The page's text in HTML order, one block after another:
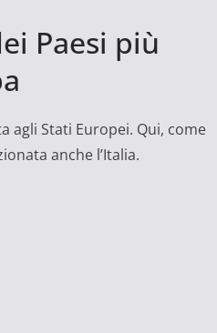
Paesi più
agli Stati Europei. Qui, come
anche l’Italia.